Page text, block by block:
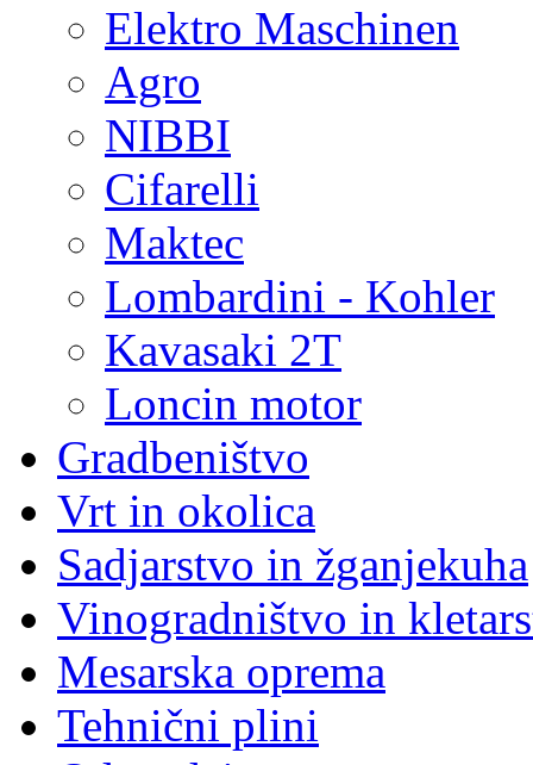
Elektro Maschinen
Agro
NIBBI
Cifarelli
Maktec
Lombardini - Kohler
Kavasaki 2T
Loncin motor
Gradbeništvo
Vrt in okolica
Sadjarstvo in žganjekuha
Vinogradništvo in
Mesarska oprema
Tehnični plini